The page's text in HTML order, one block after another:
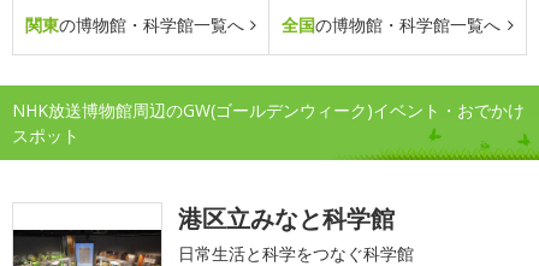
関東の博物館・科学館一覧へ 全国の博物館・科学館一覧へ
NHK放送博物館周辺のGW(ゴールデンウィーク)イベント・おでかけ
スポット
港区立みなと科学館
日常生活と科学をつなぐ科学館